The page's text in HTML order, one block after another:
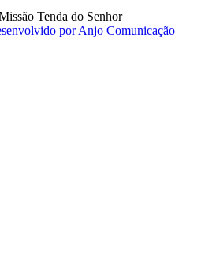
Tenda do Senhor
por Anjo Comunicação